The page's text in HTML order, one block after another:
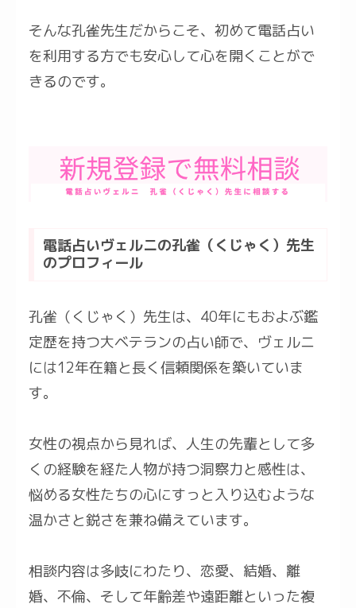
そんな孔雀先生だからこそ、初めて電話占い
を利用する方でも安心して心を開くことがで
きるのです。
電話占いヴェルニの孔雀（くじゃく）先生
のプロフィール
孔雀（くじゃく）先生は、40年にもおよぶ鑑
定歴を持つ大ベテランの占い師で、ヴェルニ
には12年在籍と長く信頼関係を築いていま
す。
女性の視点から見れば、人生の先輩として多
くの経験を経た人物が持つ洞察力と感性は、
悩める女性たちの心にすっと入り込むような
温かさと鋭さを兼ね備えています。
相談内容は多岐にわたり、恋愛、結婚、離
婚、不倫、そして年齢差や遠距離といった複